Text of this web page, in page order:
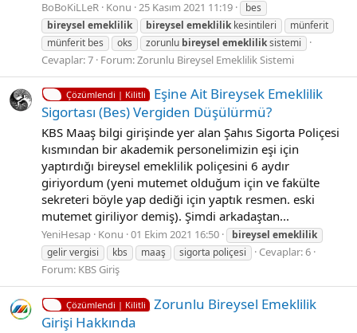
BoBoKiLLeR Konu 25 Kasım 2021 11:19
bes
bireysel emeklilik bireysel emeklilik kesintileri
münferit
münferit bes
oks zorunlu bireysel emekliliksistemi
Cevaplar: 7 Forum:Zorunlu Bireysel Emeklilik Sistemi
Çözümlendi | Kilitli
Eşine Ait Bireysek Emeklilik
Sigortası (Bes) Vergiden Düşülürmü?
KBS Maaş bilgi girişinde yer alan Şahıs Sigorta Poliçesi
kısmından bir akademik personelimizin eşi için
yaptırdığı bireysel emeklilik poliçesini 6 aydır
giriyordum (yeni mutemet olduğum için ve fakülte
sekreteri böyle yap dediği için yaptık resmen. eski
mutemet giriliyor demiş). Şimdi arkadaştan...
YeniHesap Konu 01 Ekim 2021 16:50 bireysel emeklilik
gelir vergisi
kbs maaş sigorta poliçesi
Cevaplar: 6
Forum: KBS Giriş
Çözümlendi | Kilitli
Zorunlu Bireysel Emeklilik
Girişi Hakkında